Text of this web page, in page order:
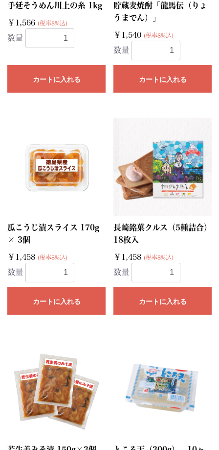
手延そうめん川上の糸 1kg
￥1,566 (税率8%込)
数量
カートに入れる
貯蔵麦焼酎「龍馬伝（りょ
うまでん）」
￥1,540 (税率8%込)
数量
カートに入れる
瓜こうじ漬スライス 170g
× 3個
￥1,458 (税率8%込)
数量
カートに入れる
長崎銘菓クルス（5種詰合）
18枚入
￥1,458 (税率8%込)
数量
カートに入れる